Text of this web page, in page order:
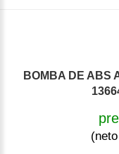
BOMBA DE ABS